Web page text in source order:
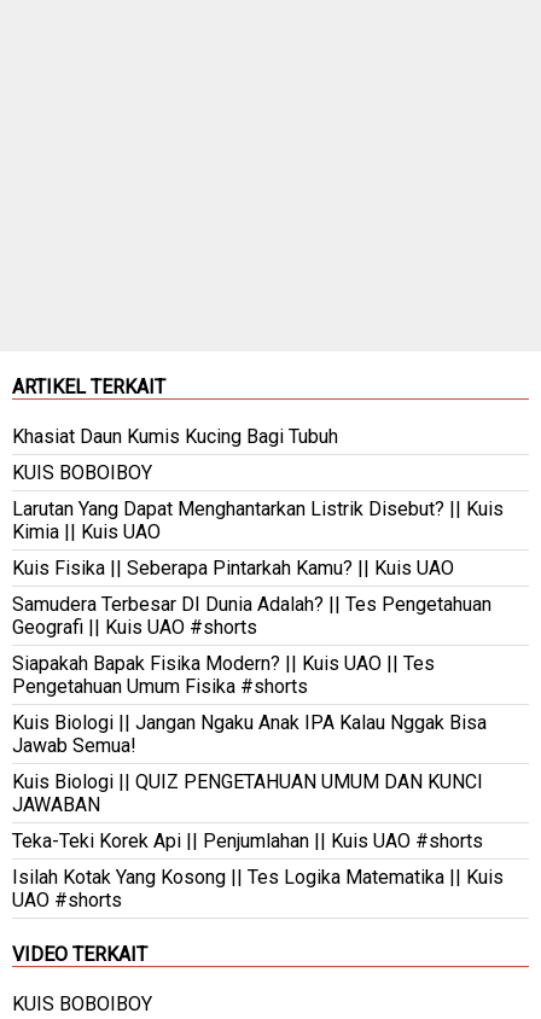
ARTIKEL TERKAIT
Khasiat Daun Kumis Kucing Bagi Tubuh
KUIS BOBOIBOY
Larutan Yang Dapat Menghantarkan Listrik Disebut? || Kuis
Kimia || Kuis UAO
Kuis Fisika || Seberapa Pintarkah Kamu? || Kuis UAO
Samudera Terbesar DI Dunia Adalah? || Tes Pengetahuan
Geografi || Kuis UAO #shorts
Siapakah Bapak Fisika Modern? || Kuis UAO || Tes
Pengetahuan Umum Fisika #shorts
Kuis Biologi || Jangan Ngaku Anak IPA Kalau Nggak Bisa
Jawab Semua!
Kuis Biologi || QUIZ PENGETAHUAN UMUM DAN KUNCI
JAWABAN
Teka-Teki Korek Api || Penjumlahan || Kuis UAO #shorts
Isilah Kotak Yang Kosong || Tes Logika Matematika || Kuis
UAO #shorts
VIDEO TERKAIT
KUIS BOBOIBOY